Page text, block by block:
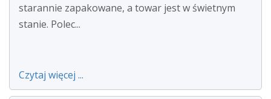
starannie zapakowane, a towar jest w świetnym
stanie. Polec...
Czytaj więcej ...